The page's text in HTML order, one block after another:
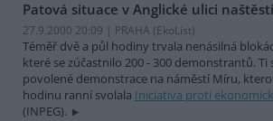
Patová situace v Anglické ulici
27.9.2000 20:09 | PRAHA (EkoList)
Téměř dvě a půl hodiny trvala nenásilná
které se zúčastnilo 200 - 300 demonstrantů. Ti
povolené demonstrace na náměstí Míru,
hodinu ranní svolala Iniciativa proti
(INPEG).